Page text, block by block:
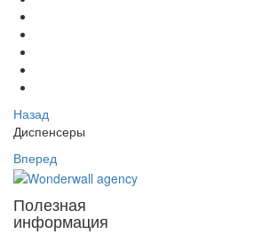
Назад
Диспенсеры
Вперед
Полезная
информация